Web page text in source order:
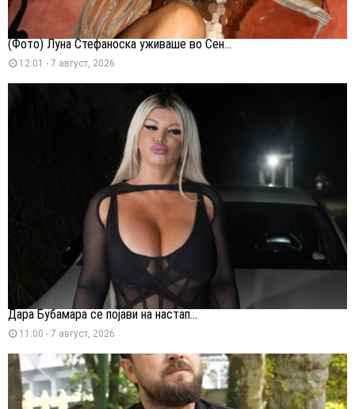
(Фото) Луна Стефаноска уживаше во Сен...
12:01 - 7 август, 2026
Дара Бубамара се појави на настап...
11:00 - 7 август, 2026